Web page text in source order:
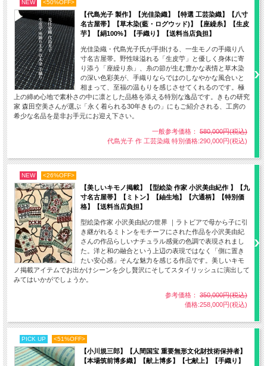
NEW <50%OFF>
【代島光子 製作】【光佳染織】【特選 工芸染織】【八寸
名古屋帯】【草木染(藍・ログウッド)】【座繰糸】【生皮
芋】【絹100%】【手織り】【送料当店負担】
光佳染織・代島光子氏が手掛ける、一生モノの手織り八
寸名古屋帯。野性味溢れる「生皮苧」と優しく身体に寄
り添う「座繰り糸」、糸の節が生む豊かな表情と草木染
の深い色彩美が、手織りならではのしなやかな風合いと
相まって、至福の温もりを感じさせてくれるのです。極
上の締め心地で素朴さの中に凛とした品格を添える特別な逸品です。きもの研究
家 森田空美さんが選ぶ「永く着られる30年きもの」にもご紹介される、工房の
希少な名品を是非お手元にお迎え下さい。
一般参考価格： 580,000円(税込)
代島光子 作 工芸染織 特別価格:290,000円(税込)
NEW <26%OFF>
【美しいキモノ掲載】【型絵染 作家 小沢美由紀作 】【九
寸名古屋帯】【ミトン】【紬生地】【六通柄】【特別価
格】【送料当店負担】
型絵染作家 小沢美由紀の世界 ｜ラトビアで母から子に引
き継がれるミトンをモチーフにされた作品を小沢美由紀
さんの作品らしいナチュラル感覚の色調で表現されまし
た。洋と和の融合という上辺の表現ではなく「側に置き
たい安心感」そんな魅力を感じる作品です。美しいキモ
ノ掲載アイテムでお出かけシーンを少し贅沢にそしてスタイリッシュに演出して
みてはいかがでしょうか。
参考価格： 350,000円(税込)
価格:258,000円(税込)
PICK UP <51%OFF>
【小川規三郎】【人間国宝 重要無形文化財技術保持者】
【本場筑前博多織】【献上博多】【七献上】【手織り】